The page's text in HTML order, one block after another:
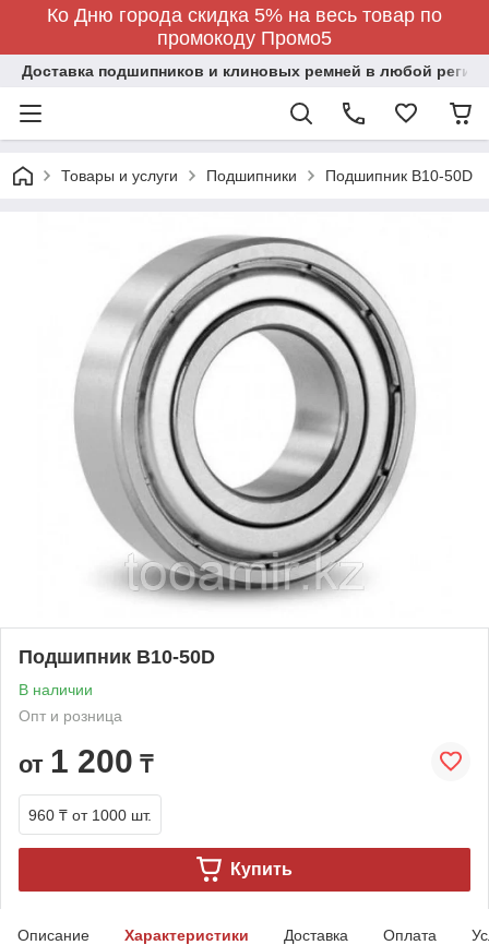
Ко Дню города скидка 5% на весь товар по
промокоду Промо5
Доставка подшипников и клиновых ремней в любой регион
Товары и услуги Подшипники Подшипник B10-50D
Подшипник B10-50D
В наличии
Опт и розница
от 1 200 ₸
960 ₸ от 1000 шт.
Купить
Описание Характеристики Доставка Оплата